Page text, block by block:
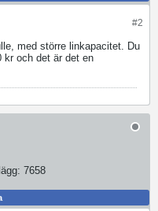
#2
med större linkapacitet. Du
kr och det är det en
7658